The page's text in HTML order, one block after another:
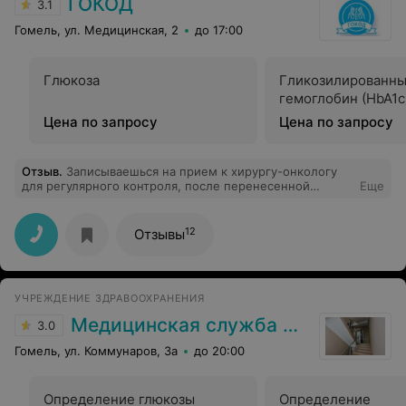
3.1
Гомель, ул. Медицинская, 2 до 17:00
Глюкоза
Цена по запросу
гемоглобин
Цена по запросу
Отзыв. Записываешься на прием к хирургу-онкологу
для регулярного контроля, после перенесенной
сидеть в очереди минимум полтора часа, если бы это
было один раз, но это повторяется постоянно, из раза
в раз. Неприемлемое отношение к пациентам,
страдающим онкологией, либо перенесшим
комплексное лечение, как моя сестра, много
врача по расписанию + 30 минут к ожиданию. Я все
понимаю, но если вы не справляетесь с потоком
пациентов, значит стоит пересмотреть организацию
приёма, либо добавить второго врача, это замечание
относится скорее к администрации.
Еще
Отзывы12
УЧРЕЖДЕНИЕ ЗДРАВООХРАНЕНИЯ
3.0 Медицинская служба ДФиТ МВД по Гомельской области
Гомель, ул. Коммунаров, 3а до 20:00
Определение глюкозы
Определение